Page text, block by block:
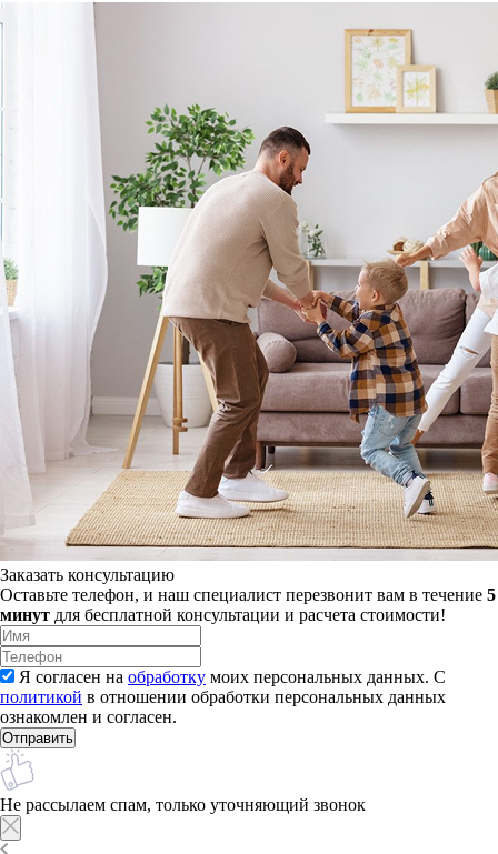
Заказать консультацию
Оставьте телефон, и наш специалист перезвонит вам в течение 5
минут для бесплатной консультации и расчета стоимости!
Я согласен на обработку моих персональных данных. С
политикой в отношении обработки персональных данных
ознакомлен и согласен.
Не рассылаем спам, только уточняющий звонок